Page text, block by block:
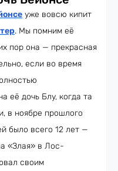
уже вовсю кипит
. Мы помним её
пор она — прекрасная
если во время
её дочь Блу, когда та
в ноябре прошлого
было всего 12 лет —
«Злая» в Лос-
своим